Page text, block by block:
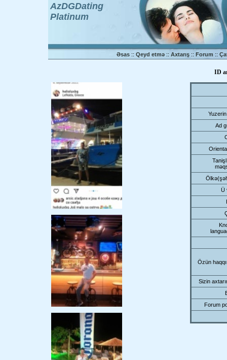
AzDGDating
Platinum
Əsas :: Qeyd etmə :: Axtarış :: Forum ::
ID
Yuzerin
Ad
Ü
Özün
Sizin
Forum